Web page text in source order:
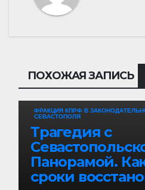
ПОХОЖАЯ ЗАПИСЬ
ФРАКЦИЯ КПРФ В
СЕВАСТОПОЛЯ
Трагедия с
Панорамой.
сроки